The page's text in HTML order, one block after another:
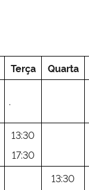
Terça Quarta
.
13:30
17:30
13:30